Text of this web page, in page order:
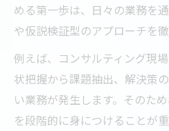
める第一歩は、日々の業務を
や仮説検証型のアプローチを徹
例えば、コンサルティング現
状把握から課題抽出、解決策
い業務が発生します。そのた
を段階的に身につけることが